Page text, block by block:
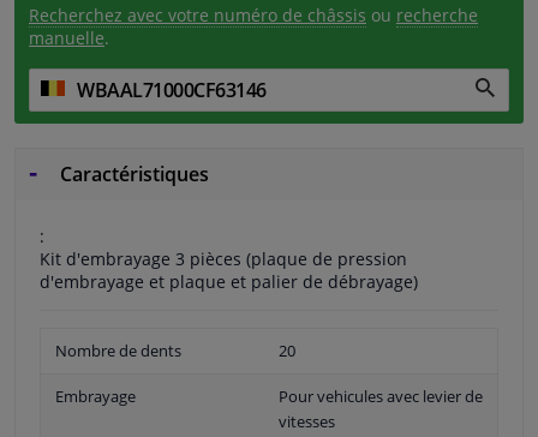
Recherchez avec votre numéro de châssis ou recherche
manuelle.
Caractéristiques
:
Kit d'embrayage 3 pièces (plaque de pression
d'embrayage et plaque et palier de débrayage)
Nombre de dents 20
Embrayage
Pour vehicules avec levier de
vitesses